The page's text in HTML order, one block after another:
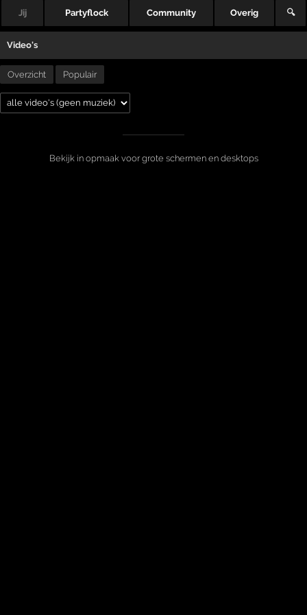
Jij Partyflock Community Overig 🔍
Video's
Overzicht Populair
Bekijk in opmaak voor grote schermen en desktops